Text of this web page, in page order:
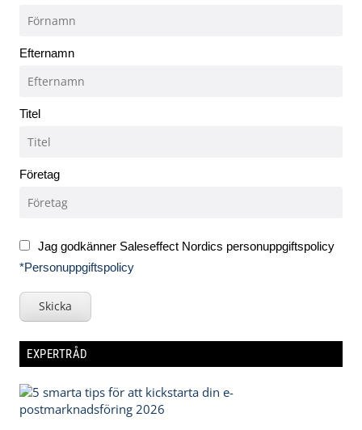
Efternamn
Titel
Företag
Jag godkänner Saleseffect Nordics personuppgiftspolicy
*Personuppgiftspolicy
Skicka
EXPERTRÅD